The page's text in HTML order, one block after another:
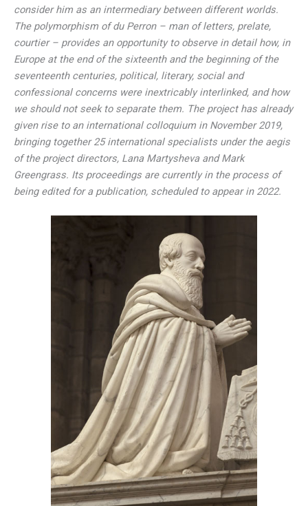
consider him as an intermediary between different worlds.
The polymorphism of du Perron – man of letters, prelate,
courtier – provides an opportunity to observe in detail how, in
Europe at the end of the sixteenth and the beginning of the
seventeenth centuries, political, literary, social and
confessional concerns were inextricably interlinked, and how
we should not seek to separate them. The project has already
given rise to an international colloquium in November 2019,
bringing together 25 international specialists under the aegis
of the project directors, Lana Martysheva and Mark
Greengrass. Its proceedings are currently in the process of
being edited for a publication, scheduled to appear in 2022.